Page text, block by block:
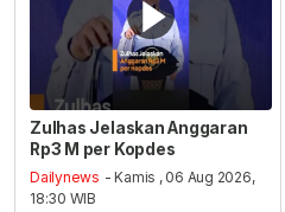
Zulhas Jelaskan Anggaran
Rp3 M per Kopdes
Dailynews - Kamis , 06 Aug 2026,
18:30 WIB